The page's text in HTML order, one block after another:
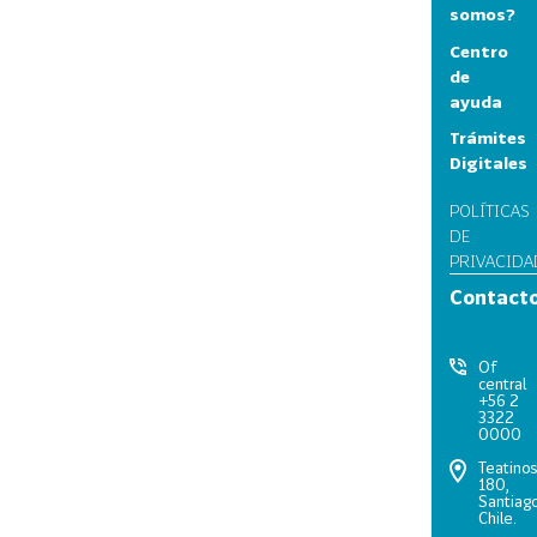
somos?
Centro
de
ayuda
Trámites
Digitales
POLÍTICAS
DE
Of
central
+56 2
3322
0000
Teatinos
180,
Chile.